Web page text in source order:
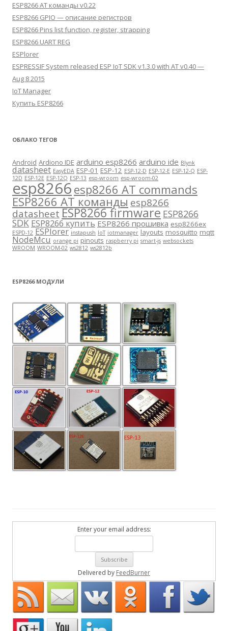
ESP8266 AT команды v0.22
ESP8266 GPIO — описание регистров
ESP8266 Pins list function, register, strapping
ESP8266 UART REG
ESPlorer
ESPRESSIF System released ESP IoT SDK v1.3.0 with AT v0.40 —
Aug 8 2015
IoT Manager
Купить ESP8266
ОБЛАКО ТЕГОВ
Android Ardiono IDE arduino esp8266 arduino ide Blynk
datasheet EasyEDA ESP-01 ESP-12 ESP-12-D ESP-12-E ESP-12-Q ESP-
12D ESP-12E ESP-12Q ESP-13 esp-wroom esp-wroom-02
esp8266 esp8266 AT commands
ESP8266 AT команды esp8266
datasheet ESP8266 firmware ESP8266
SDK ESP8266 купить ESP8266 прошивка esp8266ex
ESPD-12 ESPlorer instapush IoT iotmanager layouts mosquitto mqtt
NodeMcu orange pi pinouts raspberry pi smart-js websockets
WROOM WROOM-02 ws2812 ws2812b
ESP8266 МОДУЛИ
Enter your email address:
Delivered by FeedBurner